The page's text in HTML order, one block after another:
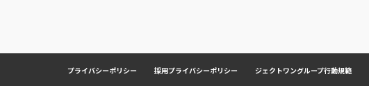
プライバシーポリシー 採用プライバシーポリシー ジェクトワングループ行動規範